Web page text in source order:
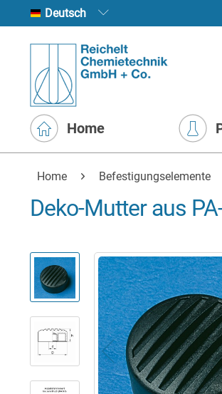
Deutsch
Home
Home Befestigungselemente
Deko-Mutter aus